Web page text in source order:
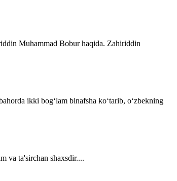
Muhammad Bobur haqida. Zahiriddin
ikki bogʻlam binafsha koʻtarib, oʻzbekning
va ta'sirchan shaxsdir....